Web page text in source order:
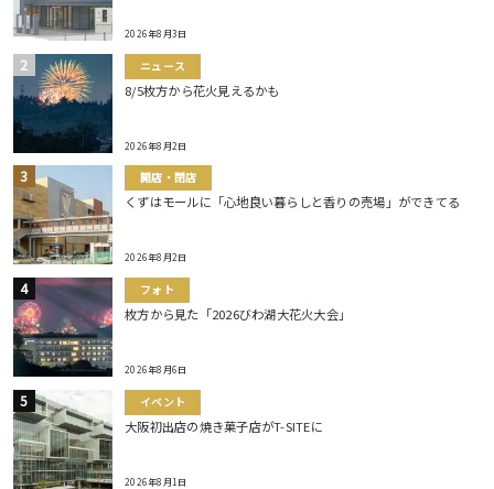
2026年8月3日
ニュース
8/5枚方から花火見えるかも
2026年8月2日
開店・閉店
くずはモールに「心地良い暮らしと香りの売場」ができてる
2026年8月2日
フォト
枚方から見た「2026びわ湖大花火大会」
2026年8月6日
イベント
大阪初出店の焼き菓子店がT-SITEに
2026年8月1日